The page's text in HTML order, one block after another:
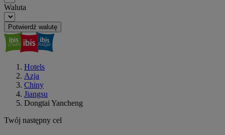
Waluta
Potwierdź walutę
Hotels
Azja
Chiny
Jiangsu
Dongtai Yancheng
Twój następny cel